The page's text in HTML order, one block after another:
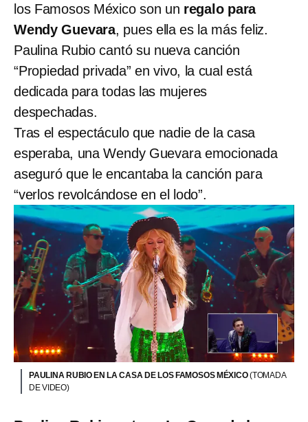
los Famosos México son un regalo para
Wendy Guevara, pues ella es la más feliz.
Paulina Rubio cantó su nueva canción
“Propiedad privada” en vivo, la cual está
dedicada para todas las mujeres
despechadas.
Tras el espectáculo que nadie de la casa
esperaba, una Wendy Guevara emocionada
aseguró que le encantaba la canción para
“verlos revolcándose en el lodo”.
PAULINA RUBIO EN LA CASA DE LOS FAMOSOS MÉXICO(TOMADA
DE VIDEO)